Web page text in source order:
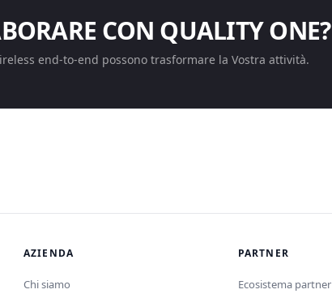
CON QUALITY ONE?
end-to-end possono trasformare la Vostra attività.
AZIENDA
Chi siamo
PARTNER
Ecosistema partner